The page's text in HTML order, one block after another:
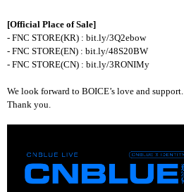
[Official Place of Sale]
- FNC STORE(KR) : bit.ly/3Q2ebow
- FNC STORE(EN) : bit.ly/48S20BW
- FNC STORE(CN) : bit.ly/3RONIMy
We look forward to BOICE’s love and support.
Thank you.